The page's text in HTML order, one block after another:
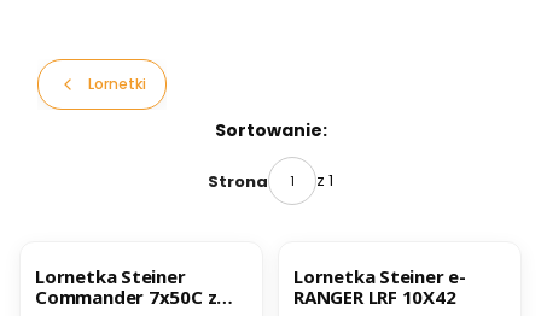
Lornetki
Sortowanie:
Strona z 1
Lornetka Steiner
Commander 7x50C z
Lornetka Steiner e-
RANGER LRF 10X42